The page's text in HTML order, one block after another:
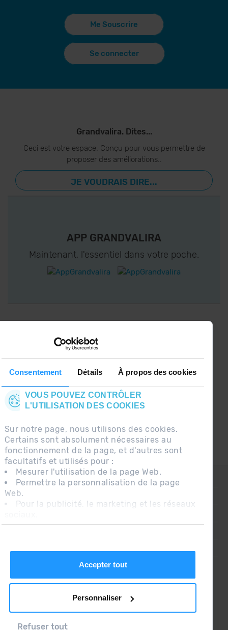
Consentement Détails À propos des cookies
VOUS POUVEZ CONTRÔLER
L'UTILISATION DES COOKIES
Sur notre page, nous utilisons des cookies.
Certains sont absolument nécessaires au
fonctionnement de la page, et d'autres sont
facultatifs et utilisés pour :
Mesurer l'utilisation de la page Web.
Permettre la personnalisation de la page
Web.
Pour la publicité, le marketing et les réseaux
En cliquant sur « Accepter tout », vous
Accepter tout
Personnaliser
Refuser tout
Me Souscrire
Se connecter
Grandvalira. Dites...
Ceci est votre espace. Conçu pour vous permettre de
proposer des améliorations..
JE VOUDRAIS DIRE...
APP GRANDVALIRA
Maintenant, l'essentiel dans votre poche.
CONNECTEZ-VOUS À GRANDVALIRA!
Suivez-nous sur les Réseaux Sociaux et soyez
CONTACT
QUESTIONS FRÉQUENTES